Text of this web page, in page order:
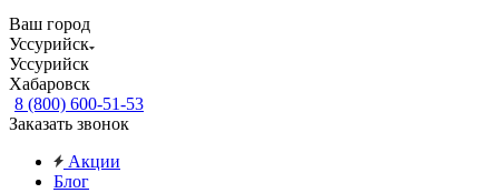
Ваш город
Уссурийск
Уссурийск
Хабаровск
8 (800) 600-51-53
Заказать звонок
Акции
Блог